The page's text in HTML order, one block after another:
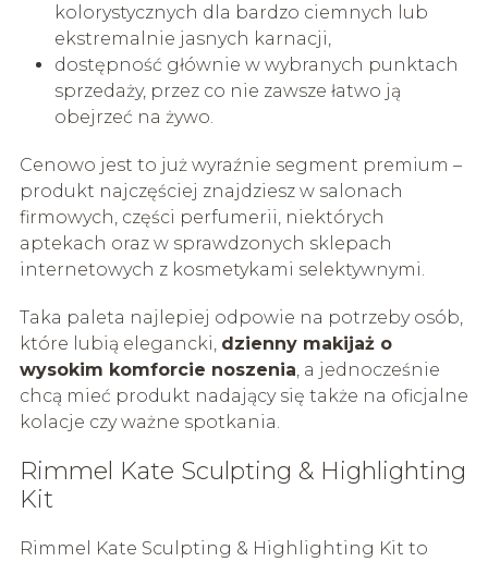
kolorystycznych dla bardzo ciemnych lub
ekstremalnie jasnych karnacji,
dostępność głównie w wybranych punktach
sprzedaży, przez co nie zawsze łatwo ją
obejrzeć na żywo.
Cenowo jest to już wyraźnie segment premium –
produkt najczęściej znajdziesz w salonach
firmowych, części perfumerii, niektórych
aptekach oraz w sprawdzonych sklepach
internetowych z kosmetykami selektywnymi.
Taka paleta najlepiej odpowie na potrzeby osób,
które lubią elegancki, dzienny makijaż o
wysokim komforcie noszenia , a jednocześnie
chcą mieć produkt nadający się także na oficjalne
kolacje czy ważne spotkania.
Rimmel Kate Sculpting & Highlighting
Kit
Rimmel Kate Sculpting & Highlighting Kit to